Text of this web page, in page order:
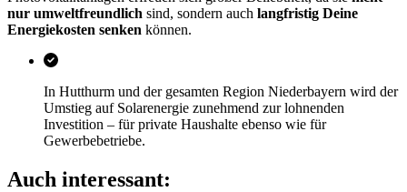
nur umweltfreundlich sind, sondern auch langfristig Deine
Energiekosten senken können.
In Hutthurm und der gesamten Region Niederbayern wird der
Umstieg auf Solarenergie zunehmend zur lohnenden
Investition – für private Haushalte ebenso wie für
Gewerbebetriebe.
Auch interessant: